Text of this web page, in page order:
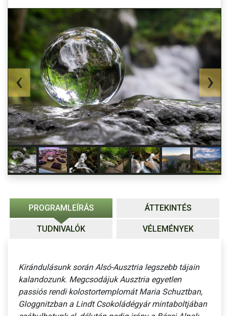
PROGRAMLEÍRÁS ÁTTEKINTÉS
TUDNIVALÓK VÉLEMÉNYEK
Kirándulásunk során Alsó-Ausztria legszebb tájain
kalandozunk. Megcsodájuk Ausztria egyetlen
passiós rendi kolostortemplomát Maria Schuztban,
Gloggnitzban a Lindt Csokoládégyár mintaboltjában